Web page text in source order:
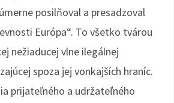
posilňoval a presadzoval
Európa“. To všetko tvárou
nežiaducej vlne ilegálnej
spoza jej vonkajších hraníc.
prijateľného a udržateľného